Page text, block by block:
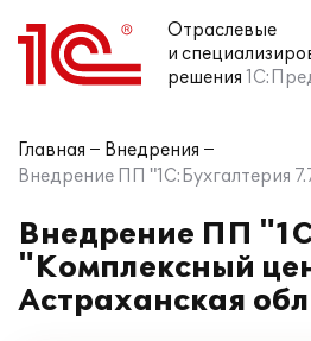
Отраслевые
и
решения
Главная
Внедрения
Внедрение ПП "1С:Бухгалтерия
Внедрение ПП
"Комплексный
Астраханская